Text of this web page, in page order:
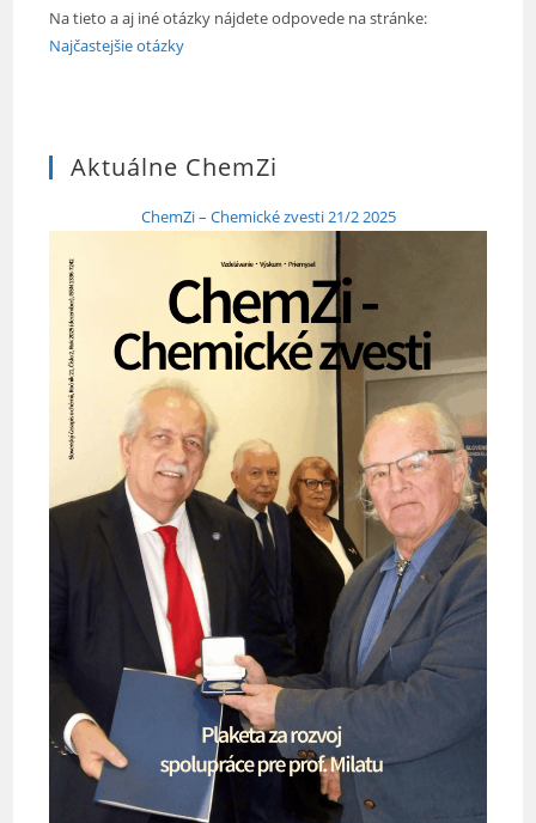
Na tieto a aj iné otázky nájdete odpovede na stránke:
Najčastejšie otázky
Aktuálne ChemZi
ChemZi – Chemické zvesti 21/2 2025